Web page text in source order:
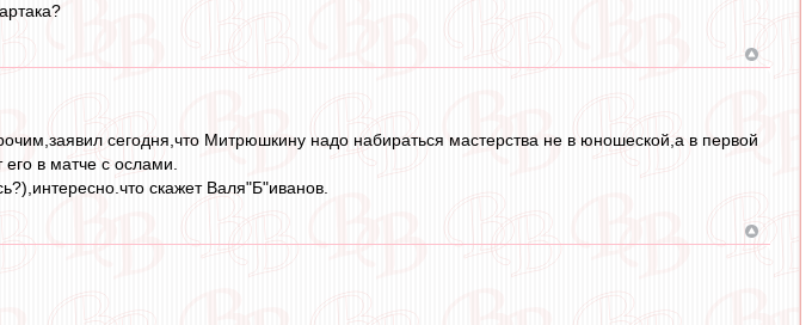
сегодня,что Митрюшкину надо набираться мастерства не в юношеской,а в первой
в матче с ослами.
скажет Валя"Б"иванов.